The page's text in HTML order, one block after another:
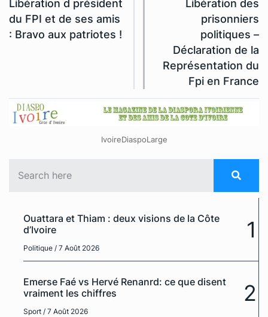
Libération d président
du FPI et de ses amis
: Bravo aux patriotes !
Libération des
prisonniers
politiques –
Déclaration de la
Représentation du
Fpi en France
IvoireDiaspoLarge
Ouattara et Thiam : deux visions de la Côte
d’Ivoire
Politique / 7 Août 2026
1
Emerse Faé vs Hervé Renanrd: ce que disent
vraiment les chiffres
Sport / 7 Août 2026
2